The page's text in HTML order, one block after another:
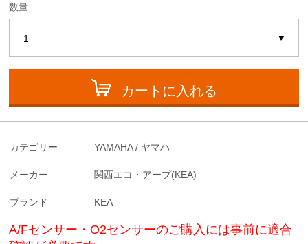
数量
カートに入れる
カテゴリー YAMAHA / ヤマハ
メーカー 関西エコ・アープ(KEA)
ブランド KEA
A/Fセンサー・O2センサーのご購入には事前に適合